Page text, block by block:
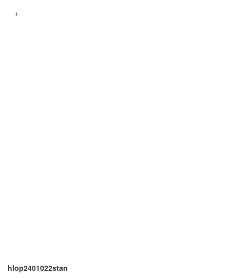
+
hlop2401022stan